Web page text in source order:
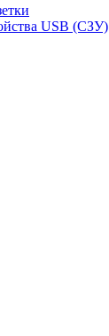
USB (СЗУ)